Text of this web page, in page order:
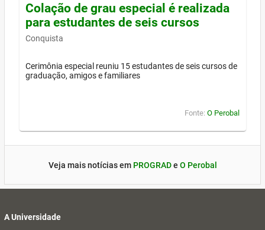
Colação de grau especial é realizada
para estudantes de seis cursos
Conquista
Cerimônia especial reuniu 15 estudantes de seis cursos de
graduação, amigos e familiares
Fonte: O Perobal
Veja mais notícias em PROGRADe O Perobal
A Universidade